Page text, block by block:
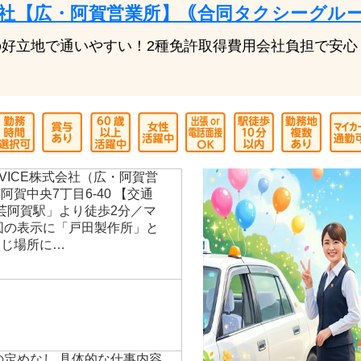
【広・阿賀営業所】｟合同タクシーグル
立地で通いやすい！2種免許取得費用会社負担で安
株式会社（広・阿賀営
賀中央7丁目6-40 【交通
阿賀駅」より徒歩2分／マ
表示に「戸田製作所」と
じ場所に…